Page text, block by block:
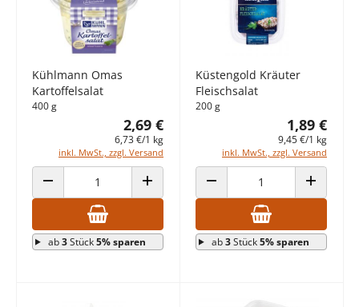
Kühlmann Omas
Kartoffelsalat
400 g
2,69 €
6,73 €/1 kg
inkl. MwSt., zzgl. Versand
ANZAHL VERRINGERN ANZAHL ERHÖHEN
ab3Stück5% sparen
Küstengold Kräuter
Fleischsalat
200 g
1,89 €
9,45 €/1 kg
inkl. MwSt., zzgl. Versand
ANZAHL VERRINGERN ANZAHL
ab3Stück5% sparen